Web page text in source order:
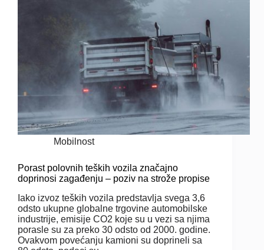
Mobilnost
Porast polovnih teških vozila značajno
doprinosi zagađenju – poziv na strože propise
Iako izvoz teških vozila predstavlja svega 3,6
odsto ukupne globalne trgovine automobilske
industrije, emisije CO2 koje su u vezi sa njima
porasle su za preko 30 odsto od 2000. godine.
Ovakvom povećanju kamioni su doprineli sa